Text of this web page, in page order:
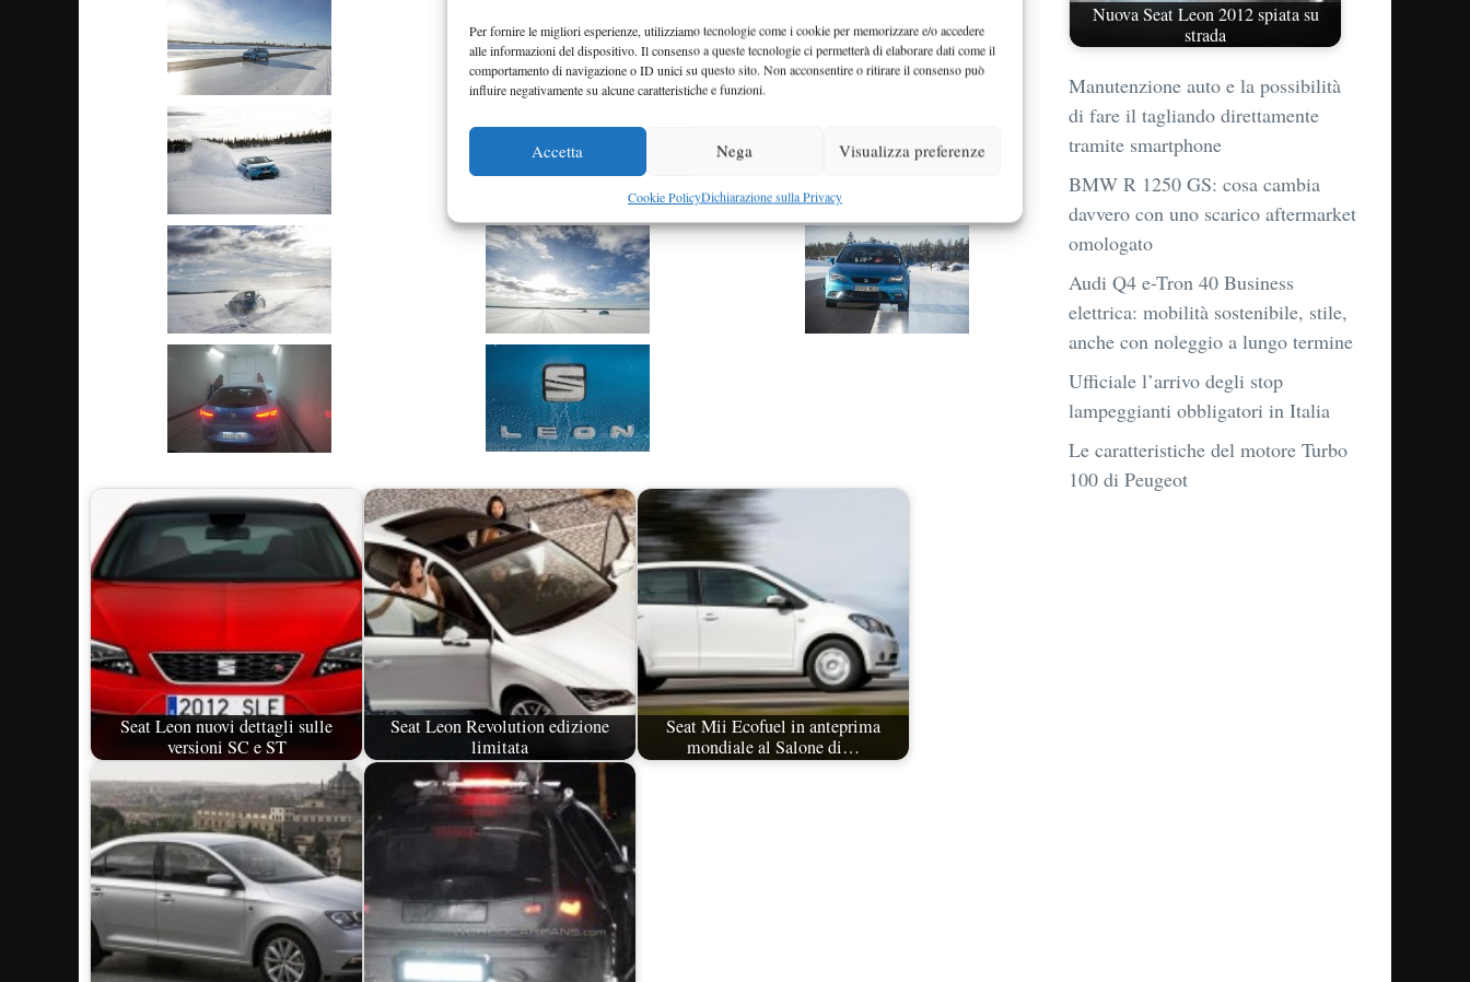
Per fornire le migliori esperienze, utilizziamo tecnologie come i cookie per memorizzare e/o accedere
alle informazioni del dispositivo. Il consenso a queste tecnologie ci permetterà di elaborare dati come il
comportamento di navigazione o ID unici su questo sito. Non acconsentire o ritirare il consenso può
influire negativamente su alcune caratteristiche e funzioni.
Accetta Nega Visualizza preferenze
Cookie PolicyDichiarazione sulla Privacy
Seat Leon nuovi dettagli sulle
versioni SC e ST
Seat Leon Revolution edizione
limitata
Seat Mii Ecofuel in anteprima
mondiale al Salone di…
Nuova Seat Leon 2012 spiata su
strada
Manutenzione auto e la possibilità
di fare il tagliando direttamente
tramite smartphone
BMW R 1250 GS: cosa cambia
davvero con uno scarico aftermarket
omologato
Audi Q4 e-Tron 40 Business
elettrica: mobilità sostenibile, stile,
anche con noleggio a lungo termine
Ufficiale l’arrivo degli stop
lampeggianti obbligatori in Italia
Le caratteristiche del motore Turbo
100 di Peugeot